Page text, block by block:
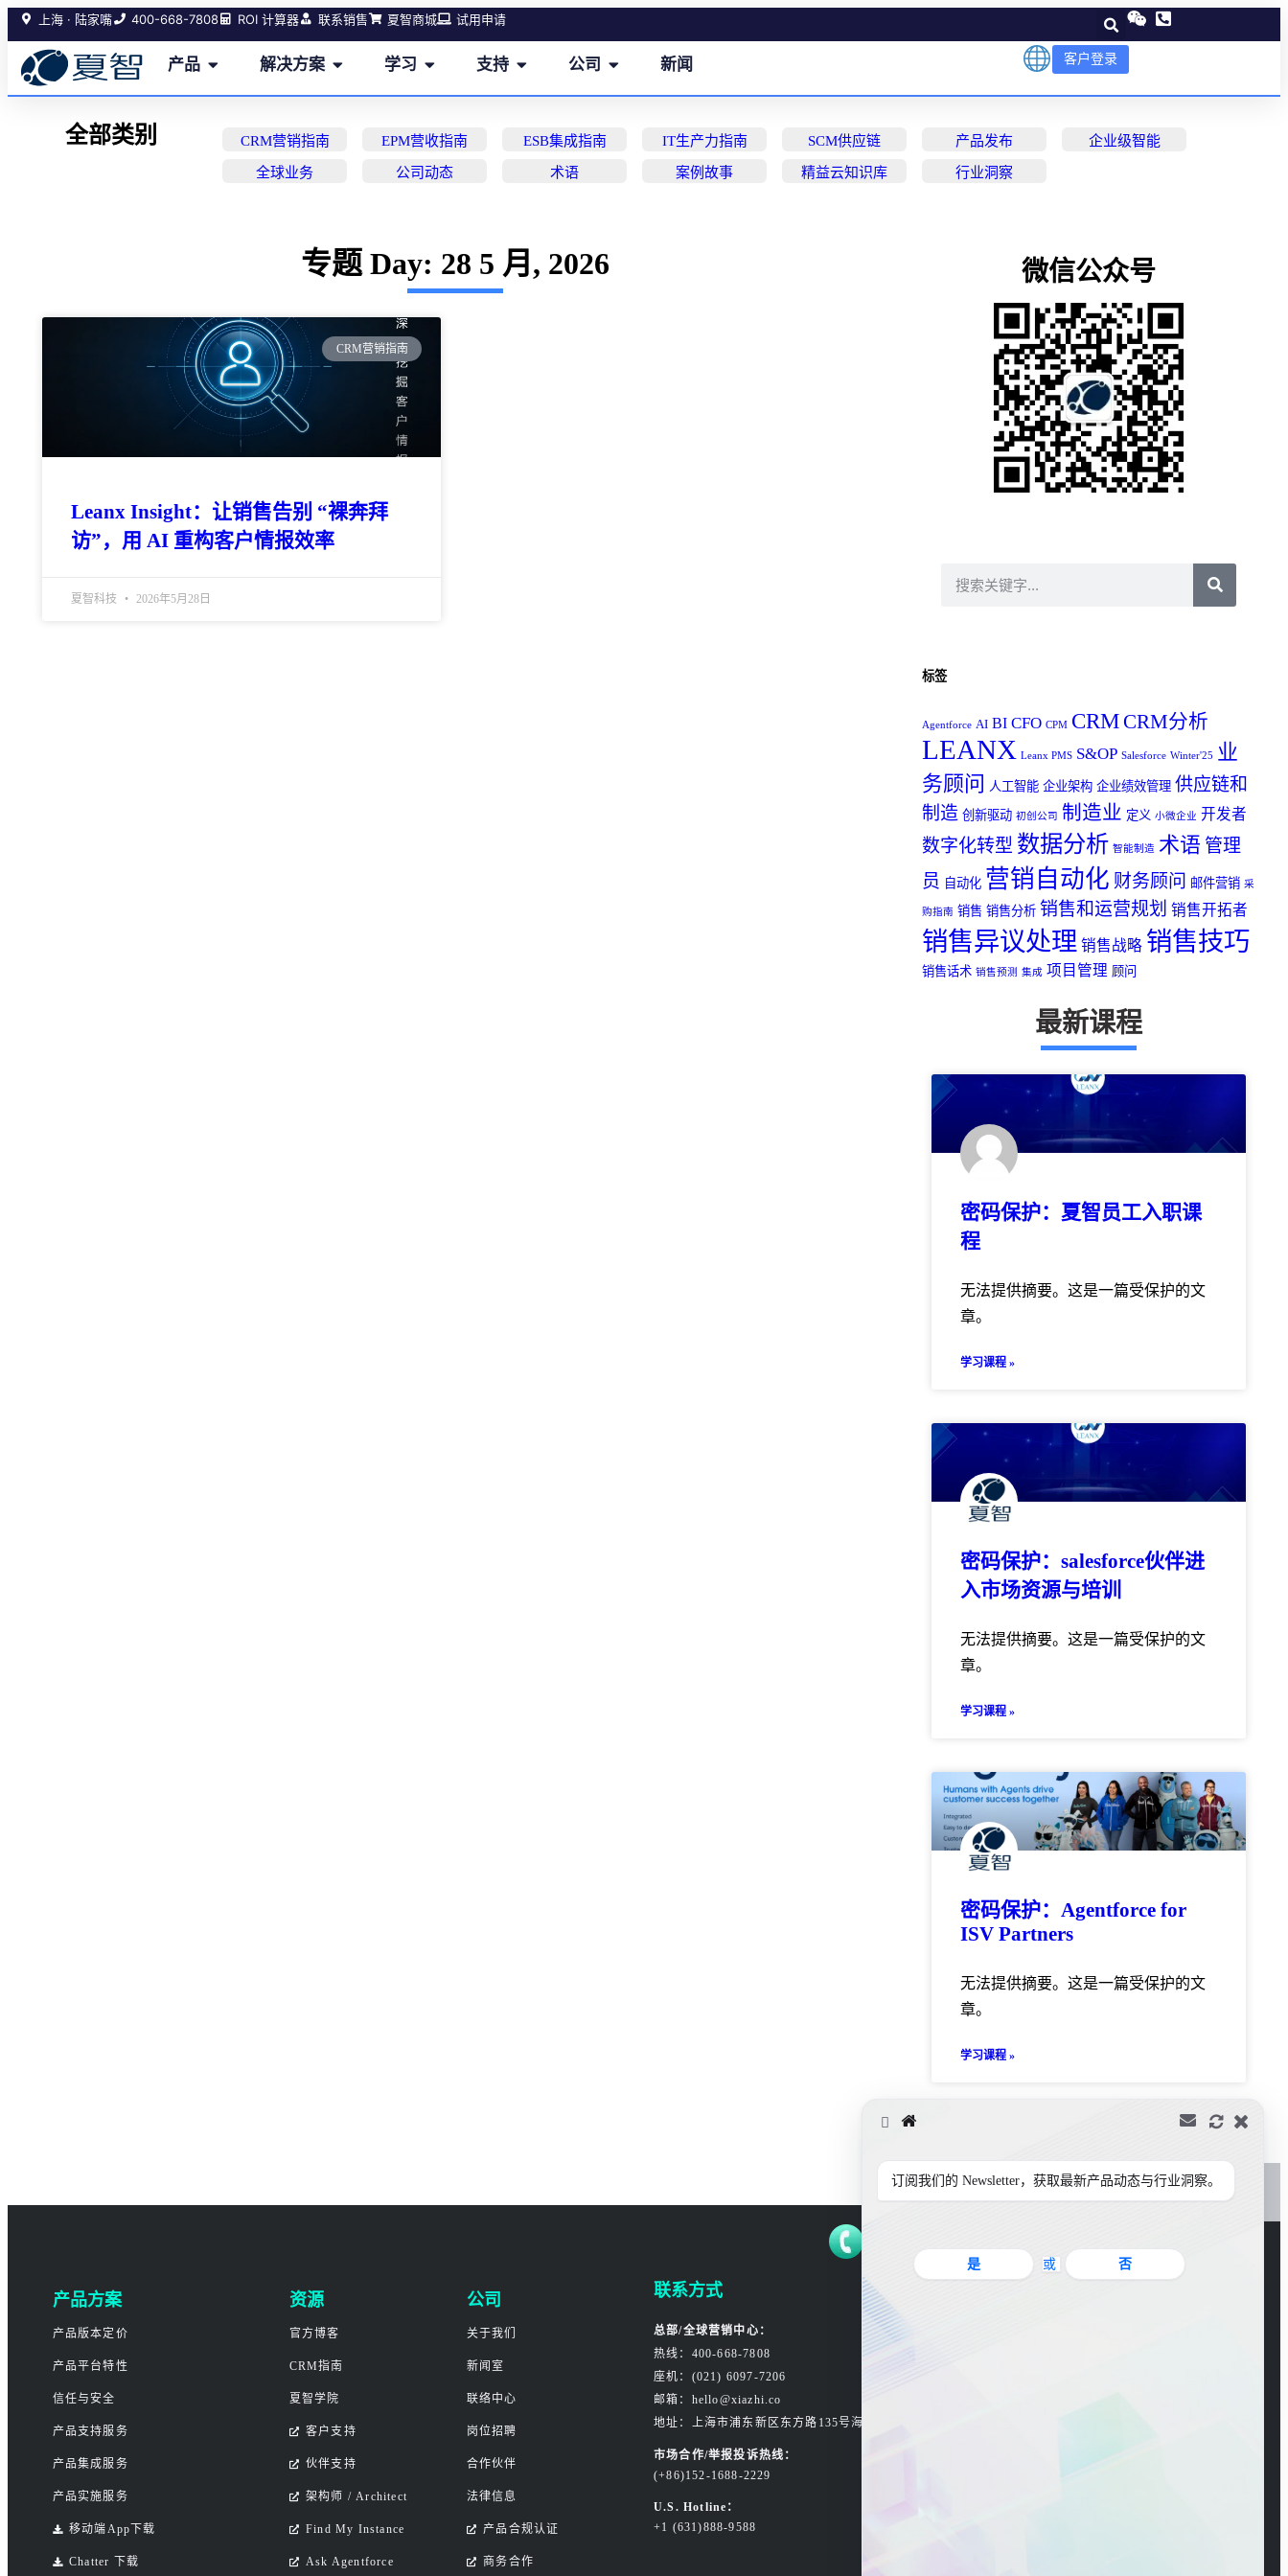
上海 · 陆家嘴 400-668-7808 ROI 计算器 联系销售 夏智商城 试用申请
产品 解决方案 学习 支持 公司 新闻 客户登录
全部类别 CRM营销指南 EPM营收指南 ESB集成指南 IT生产力指南 SCM供应链 产品发布 企业级智能
全球业务 公司动态 术语 案例故事 精益云知识库 行业洞察
专题 Day: 28 5 月, 2026
CRM营销指南
Leanx Insight：让销售告别 “裸奔拜
访”，用 AI 重构客户情报效率
夏智科技 2026年5月28日
微信公众号
标签
Agentforce AI BI CFO CPM CRMCRM分析
LEANX Leanx PMS S&OP Salesforce Winter'25
业
务顾问 人工智能 企业架构 企业绩效管理 供应链和
制造 创新驱动 初创公司 制造业 定义 小微企业 开发者
数字化转型 数据分析 智能制造 术语 管理
员 自动化 营销自动化 财务顾问 邮件营销 采
购指南 销售 销售分析 销售和运营规划 销售开拓者
销售异议处理 销售战略 销售技巧
销售话术 销售预测 集成 项目管理 顾问
最新课程
密码保护：夏智员工入职课
程
无法提供摘要。这是一篇受保护的文
章。
学习课程 »
密码保护：salesforce伙伴进
入市场资源与培训
无法提供摘要。这是一篇受保护的文
章。
学习课程 »
密码保护：Agentforce for
ISV Partners
无法提供摘要。这是一篇受保护的文
章。
学习课程 »
产品方案
产品版本定价
产品平台特性
信任与安全
产品支持服务
产品集成服务
产品实施服务
移动端App下载
Chatter 下载
资源
官方博客
CRM指南
夏智学院
客户支持
伙伴支持
架构师 / Architect
Find My Instance
Ask Agentforce
公司
关于我们
新闻室
联络中心
岗位招聘
合作伙伴
法律信息
产品合规认证
商务合作
联系方式
总部/全球营销中心：
热线：400-668-7808
座机：(021) 6097-7206
邮箱：hello@xiazhi.co
地址：上海市浦东新区东方路135号海东大楼3楼
市场合作/举报投诉热线：
(+86)152-1688-2229
U.S. Hotline：
+1 (631)888-9588
订阅我们的 Newsletter，获取最新产品动态与行业洞察。
是 或 否